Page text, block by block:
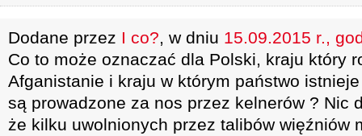
Dodane przez I co?, w dniu 15.09.2015 r.,
Co to może oznaczać dla Polski, kraju który
Afganistanie i kraju w którym państwo
są prowadzone za nos przez kelnerów ? Nic
że kilku uwolnionych przez talibów więźniów